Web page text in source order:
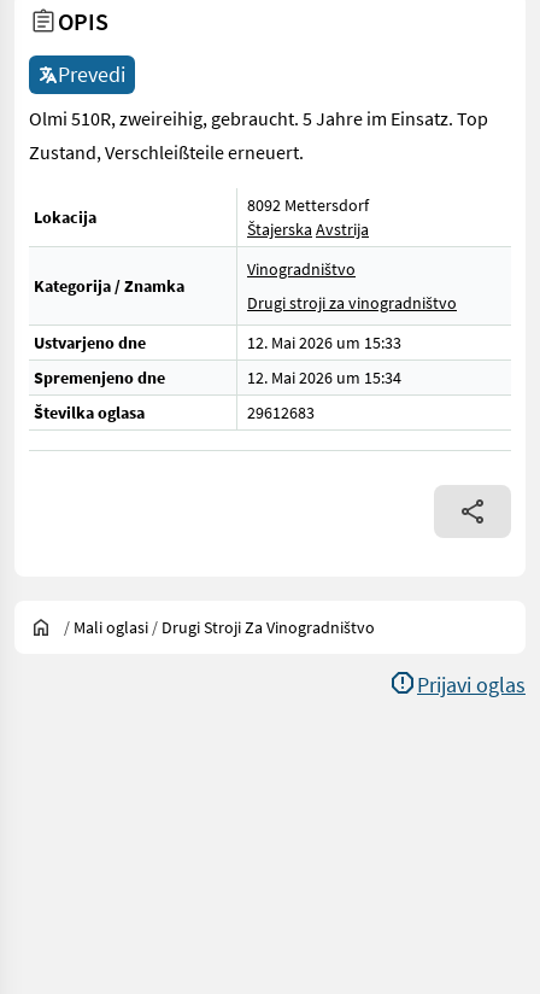
OPIS
Prevedi
Olmi 510R, zweireihig, gebraucht. 5 Jahre im Einsatz. Top
Zustand, Verschleißteile erneuert.
Lokacija
8092 Mettersdorf
Štajerska Avstrija
Kategorija / Znamka
Vinogradništvo
Drugi stroji za vinogradništvo
Ustvarjeno dne
12. Mai 2026 um 15:33
Spremenjeno dne
12. Mai 2026 um 15:34
Številka oglasa
29612683
/ Mali oglasi / Drugi Stroji Za Vinogradništvo
Prijavi oglas